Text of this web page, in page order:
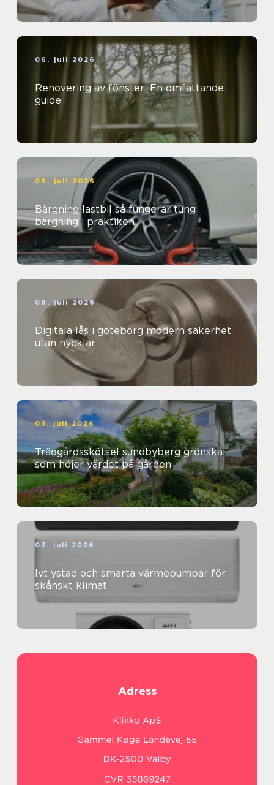
06. juli 2026
Renovering av fönster: En omfattande
guide
06. juli 2026
Bärgning lastbil så fungerar tung
bärgning i praktiken
06. juli 2026
Digitala lås i göteborg modern säkerhet
utan nycklar
03. juli 2026
Trädgårdsskötsel sundbyberg grönska
som höjer värdet på gården
03. juli 2026
Ivt ystad och smarta värmepumpar för
skånskt klimat
Adress